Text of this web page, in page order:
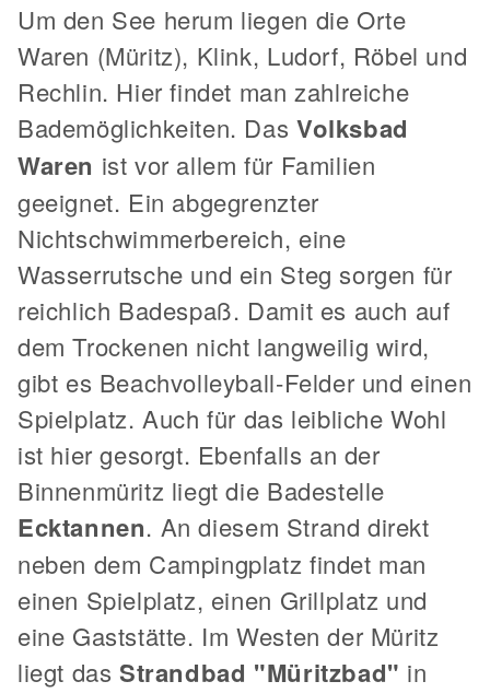
Um den See herum liegen die Orte
Waren (Müritz), Klink, Ludorf, Röbel und
Rechlin. Hier findet man zahlreiche
Bademöglichkeiten. Das Volksbad
Waren ist vor allem für Familien
geeignet. Ein abgegrenzter
Nichtschwimmerbereich, eine
Wasserrutsche und ein Steg sorgen für
reichlich Badespaß. Damit es auch auf
dem Trockenen nicht langweilig wird,
gibt es Beachvolleyball-Felder und einen
Spielplatz. Auch für das leibliche Wohl
ist hier gesorgt. Ebenfalls an der
Binnenmüritz liegt die Badestelle
Ecktannen. An diesem Strand direkt
neben dem Campingplatz findet man
einen Spielplatz, einen Grillplatz und
eine Gaststätte. Im Westen der Müritz
liegt das Strandbad "Müritzbad" in